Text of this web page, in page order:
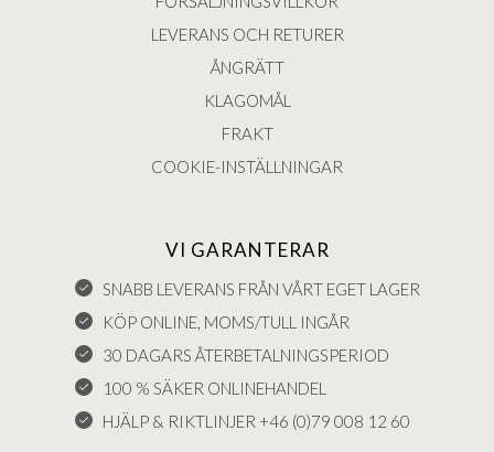
LEVERANS OCH RETURER
ÅNGRÄTT
KLAGOMÅL
FRAKT
COOKIE-INSTÄLLNINGAR
VI GARANTERAR
SNABB LEVERANS FRÅN VÅRT EGET LAGER
KÖP ONLINE, MOMS/TULL INGÅR
30 DAGARS ÅTERBETALNINGSPERIOD
100 % SÄKER ONLINEHANDEL
HJÄLP & RIKTLINJER +46 (0)79 008 12 60